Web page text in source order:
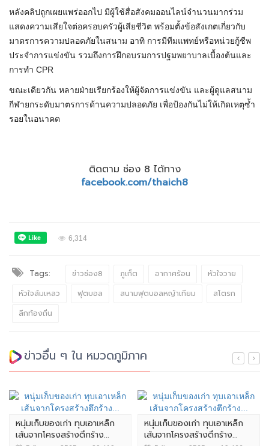
หลังคลิปถูกเผยแพร่ออกไป มีผู้ใช้สื่อสังคมออนไลน์จำนวนมากร่วม
แสดงความเสียใจต่อครอบครัวผู้เสียชีวิต พร้อมตั้งข้อสังเกตเกี่ยวกับ
มาตรการความปลอดภัยในสนาม อาทิ การมีทีมแพทย์หรือหน่วยกู้ชีพ
ประจำการแข่งขัน รวมถึงการฝึกอบรมการปฐมพยาบาลเบื้องต้นและ
การทำ CPR
ขณะเดียวกัน หลายฝ่ายเรียกร้องให้ผู้จัดการแข่งขัน และผู้ดูแลสนาม
กีฬายกระดับมาตรการด้านความปลอดภัย เพื่อป้องกันไม่ให้เกิดเหตุซ้ำ
รอยในอนาคต
ติดตาม ช่อง 8 ได้ทาง
facebook.com/thaich8
6,314
Tags: ข่าวช่อง8 ภูเก็ต อากาศร้อน
หัวใจวาย
หัวใจล้มเหลว
ฟุตบอล สนามฟุตบอลหญ้าเทียม
สโตรก
ลีกท้องถิ่น
ข่าวอื่น ๆ ใน หมวดภูมิภาค
หนุ่มเก็บของเก่า ทุบเอาเหล็ก
เส้นจากโครงสร้างตึกร้าง...
หนุ่มเก็บของเก่า ทุบเอาเหล็ก
เส้นจากโครงสร้างตึกร้าง...